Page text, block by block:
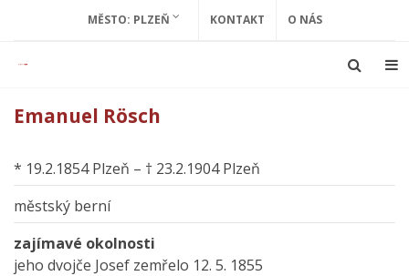
MĚSTO: PLZEŇ KONTAKT O NÁS
Emanuel Rösch
* 19.2.1854 Plzeň – † 23.2.1904 Plzeň
městský berní
zajímavé okolnosti
jeho dvojče Josef zemřelo 12. 5. 1855